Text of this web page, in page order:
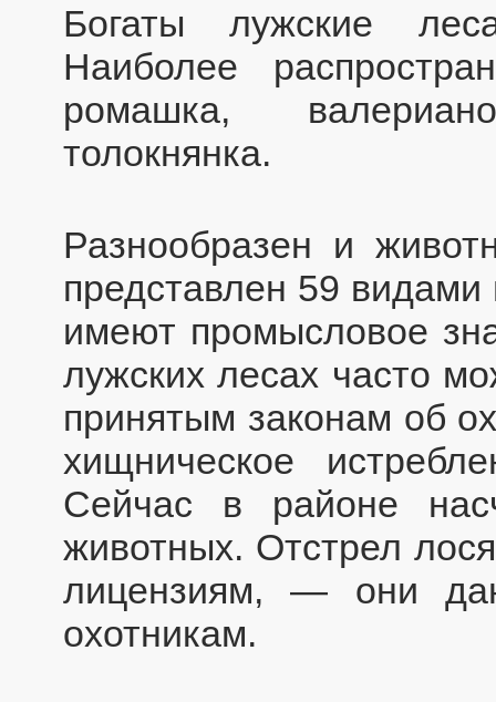
Богаты лужские
Наиболее
ромашка,
толокнянка.
Разнообразен и
представлен 59
имеют промысловое
лужских лесах часто
принятым законам об
хищническое
Сейчас в районе
животных. Отстрел
лицензиям, — они
охотникам.